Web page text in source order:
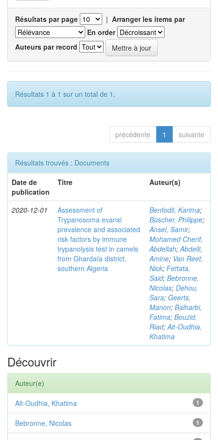
Résultats par page | Arranger les items par
En order
Auteurs par record
Résultats 1 à 1 sur un total de 1.
précédente 1 suivante
Résultats trouvés : Documents
Date de
publication
Titre Auteur(s)
2020-12-01
Assessment of
Trypanosoma evansi
prevalence and associated
risk factors by immune
trypanolysis test in camels
from Ghardaïa district,
southern Algeria
Benfodil, Karima;
Büscher, Philippe;
Ansel, Samir;
Mohamed Cherif,
Abdellah;Abdelli,
Amine; Van Reet,
Nick; Fettata,
Said; Bebronne,
Nicolas; Dehou,
Sara; Geerts,
Manon; Balharbi,
Fatima; Bouzid,
Riad;Ait-Oudhia,
Khatima
Découvrir
Auteur(e)
1
Ait-Oudhia, Khatima
1
Bebronne, Nicolas